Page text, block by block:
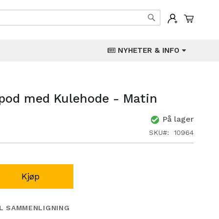
Min
NYHETER & INFO
med Kulehode - Matin
På lager
SKU 10964
Kjøp
SAMMENLIGNING